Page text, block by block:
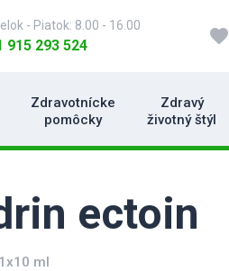
- Piatok: 8.00 - 16.00
915 293 524 favorite
Zdravotnícke
pomôcky
Zdravý
životný štýl
ectoin
ml